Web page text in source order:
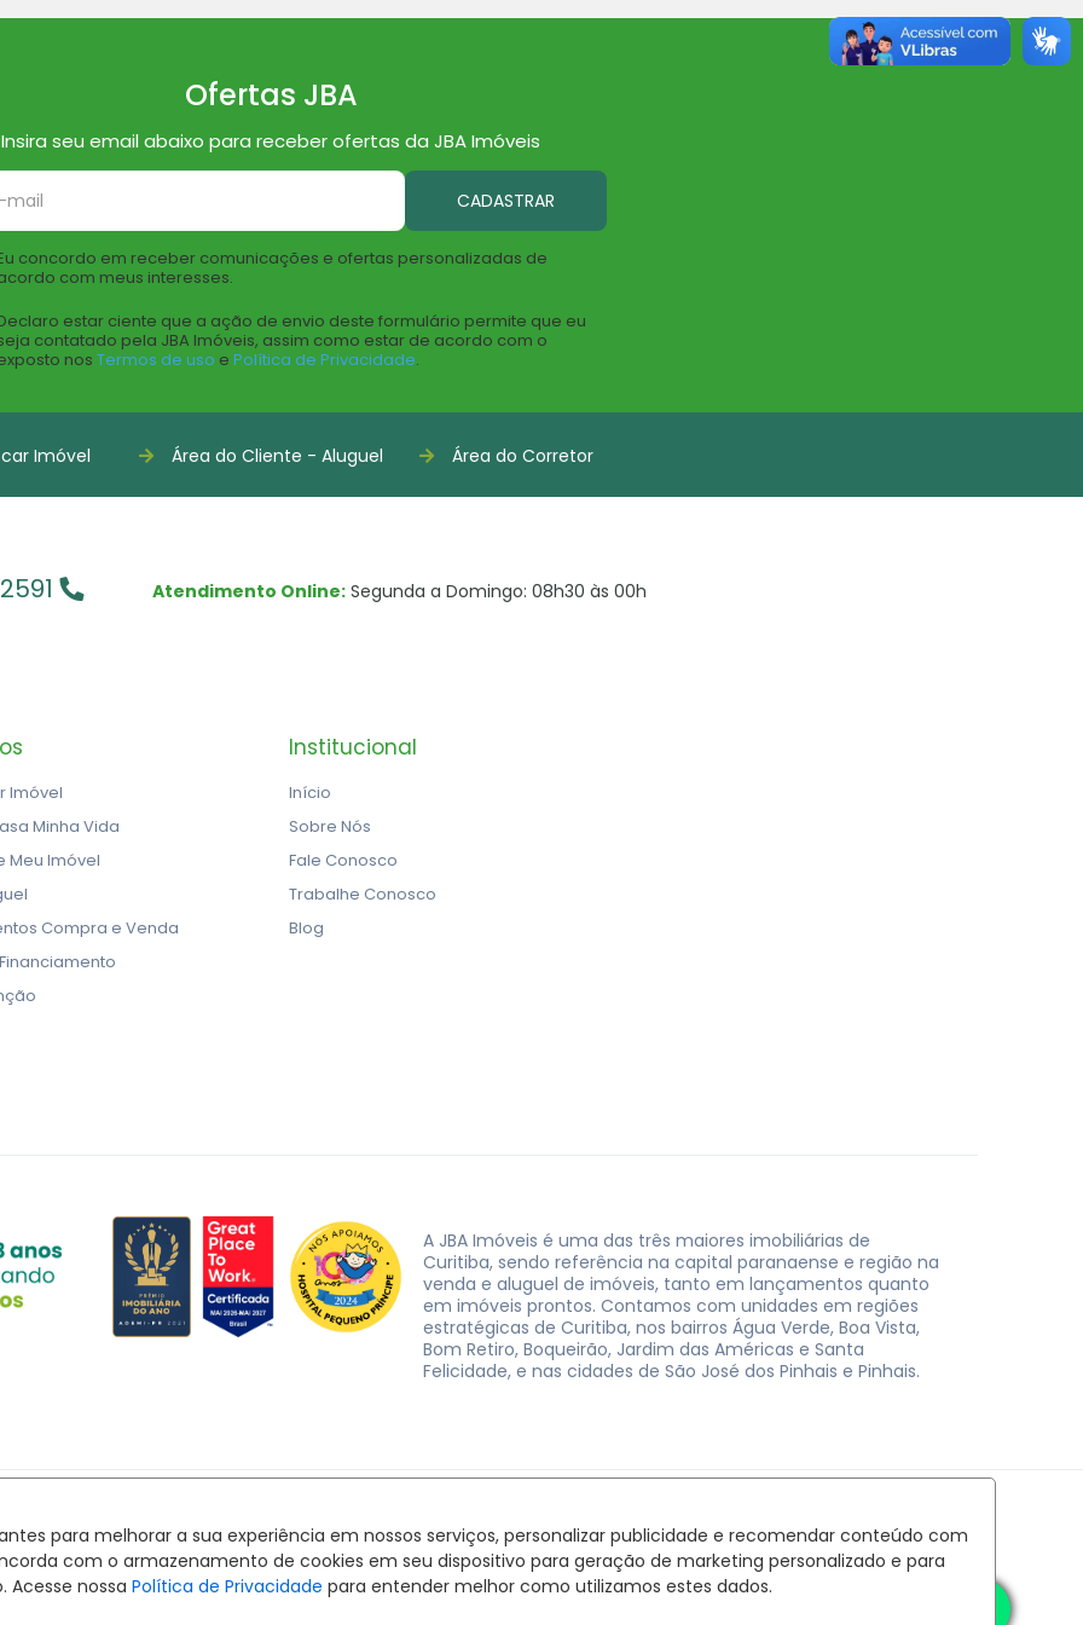
para melhorar a sua experiência em nossos serviços, personalizar publicidade e recomendar conteúdo com
com o armazenamento de cookies em seu dispositivo para geração de marketing personalizado e para
Acesse nossa Política de Privacidade para entender melhor como utilizamos estes dados.
Ofertas JBA
Insira seu email abaixo para receber ofertas da JBA Imóveis
CADASTRAR
concordo em receber comunicações e ofertas personalizadas de
com meus interesses.
estar ciente que a ação de envio deste formulário permite que eu
contatado pela JBA Imóveis, assim como estar de acordo com o
nos Termos de uso e Política de Privacidade.
Imóvel Área do Cliente - Aluguel Área do Corretor
Atendimento Online: Segunda a Domingo: 08h30 às 00h
Imóvel
Minha Vida
Meu Imóvel
Compra e Venda
Institucional
Início
Sobre Nós
Fale Conosco
Trabalhe Conosco
Blog
A JBA Imóveis é uma das três maiores imobiliárias de
Curitiba, sendo referência na capital paranaense e região na
venda e aluguel de imóveis, tanto em lançamentos quanto
em imóveis prontos. Contamos com unidades em regiões
estratégicas de Curitiba, nos bairros Água Verde, Boa Vista,
Bom Retiro, Boqueirão, Jardim das Américas e Santa
Felicidade, e nas cidades de São José dos Pinhais e Pinhais.
Política de privacidade
Termos de uso
Feito com
pelo time daRocketImob | Site para Imobiliária